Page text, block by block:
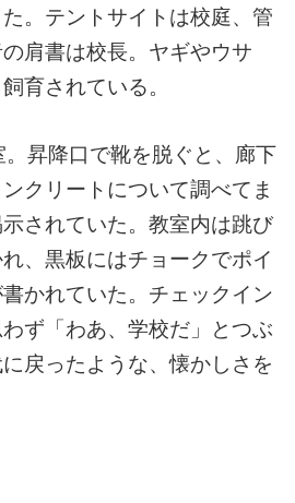
。テントサイトは校庭、管
肩書は校長。ヤギやウサ
育されている。
昇降口で靴を脱ぐと、廊下
クリートについて調べてま
されていた。教室内は跳び
、黒板にはチョークでポイ
かれていた。チェックイン
ず「わあ、学校だ」とつぶ
戻ったような、懐かしさを